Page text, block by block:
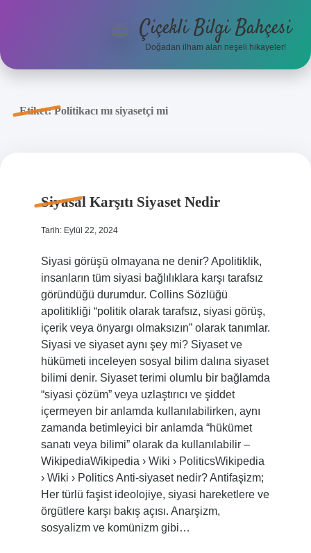
Anasayfa
menüyüÇiçekli Bilgi Bahçesi
Doğadan ilham alan neşeli hikayeler!
Etiket:Politikacı mı siyasetçi mi
Siyasal Karşıtı Siyaset Nedir
Tarih: Eylül 22, 2024
Siyasi görüşü olmayana ne denir? Apolitiklik,
insanların tüm siyasi bağlılıklara karşı tarafsız
göründüğü durumdur. Collins Sözlüğü
apolitikliği “politik olarak tarafsız, siyasi görüş,
içerik veya önyargı olmaksızın” olarak tanımlar.
Siyasi ve siyaset aynı şey mi? Siyaset ve
hükümeti inceleyen sosyal bilim dalına siyaset
bilimi denir. Siyaset terimi olumlu bir bağlamda
“siyasi çözüm” veya uzlaştırıcı ve şiddet
içermeyen bir anlamda kullanılabilirken, aynı
zamanda betimleyici bir anlamda “hükümet
sanatı veya bilimi” olarak da kullanılabilir –
WikipediaWikipedia › Wiki › PoliticsWikipedia
› Wiki › Politics Anti-siyaset nedir? Antifaşizm;
Her türlü faşist ideolojiye, siyasi hareketlere ve
örgütlere karşı bakış açısı. Anarşizm,
sosyalizm ve komünizm gibi…